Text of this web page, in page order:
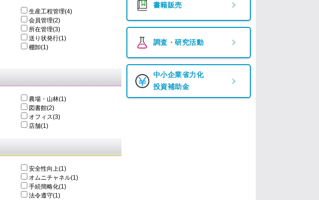
生産工程管理(4)
会員管理(2)
所在管理(3)
送り状発行(1)
棚卸(1)
農場・山林(1)
図書館(2)
オフィス(3)
店舗(1)
安全性向上(1)
オムニチャネル(1)
手続簡略化(1)
法令遵守(1)
書籍販売
調査・研究活動
中小企業省力化
投資補助金